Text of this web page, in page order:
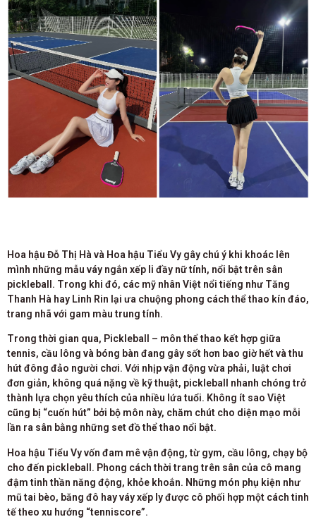
Hoa hậu Đỗ Thị Hà và Hoa hậu Tiểu Vy gây chú ý khi khoác lên
mình những mẫu váy ngắn xếp li đầy nữ tính, nổi bật trên sân
pickleball. Trong khi đó, các mỹ nhân Việt nổi tiếng như Tăng
Thanh Hà hay Linh Rin lại ưa chuộng phong cách thể thao kín đáo,
trang nhã với gam màu trung tính.
Trong thời gian qua, Pickleball – môn thể thao kết hợp giữa
tennis, cầu lông và bóng bàn đang gây sốt hơn bao giờ hết và thu
hút đông đảo người chơi. Với nhịp vận động vừa phải, luật chơi
đơn giản, không quá nặng về kỹ thuật, pickleball nhanh chóng trở
thành lựa chọn yêu thích của nhiều lứa tuổi. Không ít sao Việt
cũng bị “cuốn hút” bởi bộ môn này, chăm chút cho diện mạo mỗi
lần ra sân bằng những set đồ thể thao nổi bật.
Hoa hậu Tiểu Vy vốn đam mê vận động, từ gym, cầu lông, chạy bộ
cho đến pickleball. Phong cách thời trang trên sân của cô mang
đậm tinh thần năng động, khỏe khoắn. Những món phụ kiện như
mũ tai bèo, băng đô hay váy xếp ly được cô phối hợp một cách tinh
tế theo xu hướng “tenniscore”.